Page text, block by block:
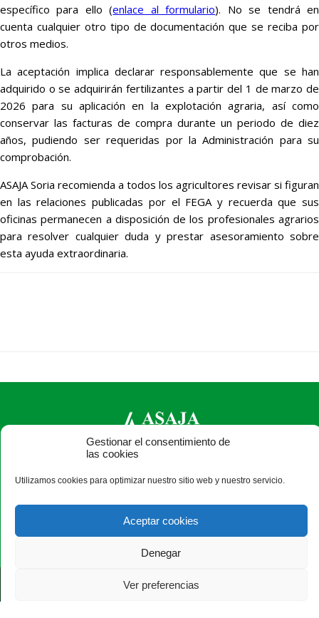
Gestionar el consentimiento de
las cookies
Utilizamos cookies para optimizar nuestro sitio web y nuestro servicio.
Aceptar cookies
Denegar
Ver preferencias
específico para ello (enlace al formulario). No se tendrá en
cuenta cualquier otro tipo de documentación que se reciba por
otros medios.
La aceptación implica declarar responsablemente que se han
adquirido o se adquirirán fertilizantes a partir del 1 de marzo de
2026 para su aplicación en la explotación agraria, así como
conservar las facturas de compra durante un periodo de diez
años, pudiendo ser requeridas por la Administración para su
comprobación.
ASAJA Soria recomienda a todos los agricultores revisar si figuran
en las relaciones publicadas por el FEGA y recuerda que sus
oficinas permanecen a disposición de los profesionales agrarios
para resolver cualquier duda y prestar asesoramiento sobre
esta ayuda extraordinaria.
Soria - España · Tel.: +34 975 228 539
© Aviso Legal | Xolido